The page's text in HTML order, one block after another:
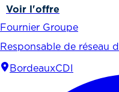
Voir l'offre
Fournier Groupe
Responsable de réseau
BordeauxCDI